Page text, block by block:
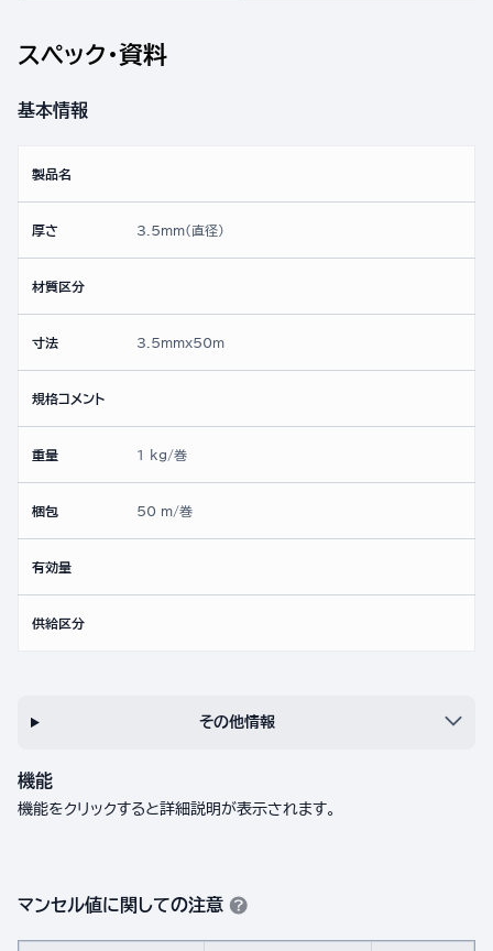
スペック・資料
基本情報
製品名
厚さ 3.5mm(直径)
材質区分
寸法 3.5mmx50ｍ
規格コメント
重量 1 kg/巻
梱包 50 m/巻
有効量
供給区分
その他情報
機能
機能をクリックすると詳細説明が表示されます。
マンセル値に関しての注意